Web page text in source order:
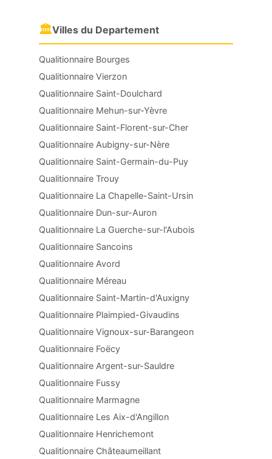
🏛Villes du Departement
Qualitionnaire Bourges
Qualitionnaire Vierzon
Qualitionnaire Saint-Doulchard
Qualitionnaire Mehun-sur-Yèvre
Qualitionnaire Saint-Florent-sur-Cher
Qualitionnaire Aubigny-sur-Nère
Qualitionnaire Saint-Germain-du-Puy
Qualitionnaire Trouy
Qualitionnaire La Chapelle-Saint-Ursin
Qualitionnaire Dun-sur-Auron
Qualitionnaire La Guerche-sur-l'Aubois
Qualitionnaire Sancoins
Qualitionnaire Avord
Qualitionnaire Méreau
Qualitionnaire Saint-Martin-d'Auxigny
Qualitionnaire Plaimpied-Givaudins
Qualitionnaire Vignoux-sur-Barangeon
Qualitionnaire Foëcy
Qualitionnaire Argent-sur-Sauldre
Qualitionnaire Fussy
Qualitionnaire Marmagne
Qualitionnaire Les Aix-d'Angillon
Qualitionnaire Henrichemont
Qualitionnaire Châteaumeillant